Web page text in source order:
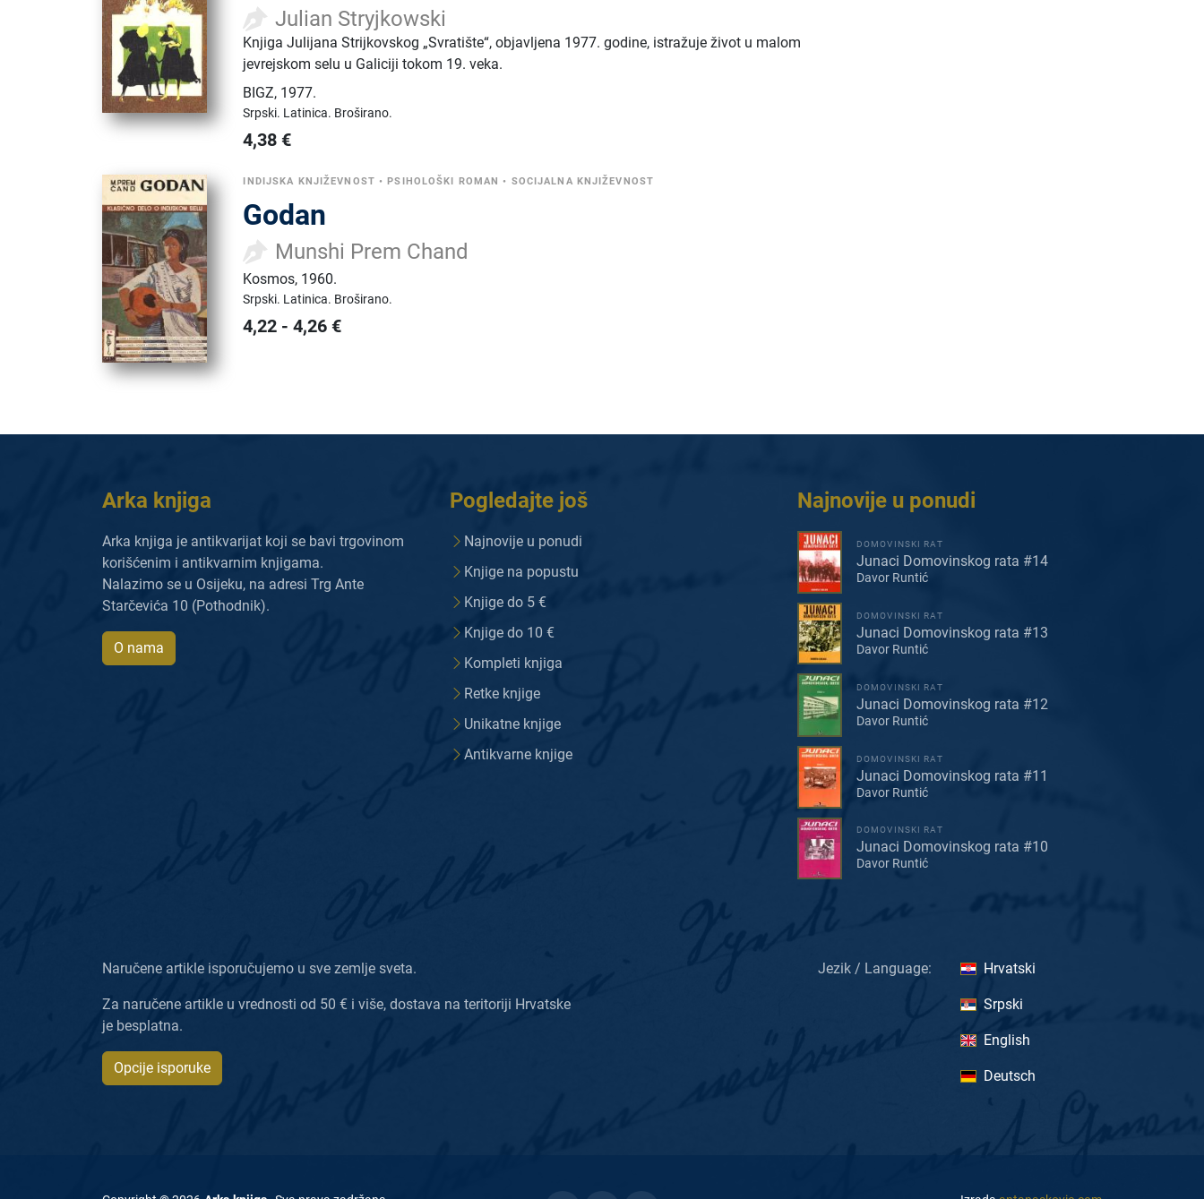
Julian Stryjkowski
Knjiga Julijana Strijkovskog „Svratište“, objavljena 1977. godine, istražuje život u malom
jevrejskom selu u Galiciji tokom 19. veka.
BIGZ, 1977.
Srpski. Latinica. Broširano.
4,38 €
INDIJSKA KNJIŽEVNOST •PSIHOLOŠKI ROMAN • SOCIJALNA KNJIŽEVNOST
Godan
Munshi Prem Chand
Kosmos, 1960.
Srpski. Latinica. Broširano.
4,22 -4,26 €
Arka knjiga
Arka knjiga je antikvarijat koji se bavi trgovinom
korišćenim i antikvarnim knjigama.
Nalazimo se u Osijeku, na adresi Trg Ante
Starčevića 10 (Pothodnik).
O nama
Pogledajte još
Najnovije u ponudi
Knjige na popustu
Knjige do 5 €
Knjige do 10 €
Kompleti knjiga
Retke knjige
Unikatne knjige
Antikvarne knjige
Najnovije u ponudi
DOMOVINSKI RAT
Junaci Domovinskog rata #14
Davor Runtić
DOMOVINSKI RAT
Junaci Domovinskog rata #13
Davor Runtić
DOMOVINSKI RAT
Junaci Domovinskog rata #12
Davor Runtić
DOMOVINSKI RAT
Junaci Domovinskog rata #11
Davor Runtić
DOMOVINSKI RAT
Junaci Domovinskog rata #10
Davor Runtić
Naručene artikle isporučujemo u sve zemlje sveta.
Za naručene artikle u vrednosti od 50 € i više, dostava na teritoriji Hrvatske
je besplatna.
Opcije isporuke
Jezik / Language: Hrvatski
Srpski
English
Deutsch